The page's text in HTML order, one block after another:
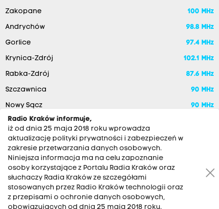
Zakopane 100 MHz
Andrychów 98.8 MHz
Gorlice 97.4 MHz
Krynica-Zdrój 102.1 MHz
Rabka-Zdrój 87.6 MHz
Szczawnica 90 MHz
Nowy Sącz 90 MHz
RADIO KRAKÓW SA. Aleja Juliusza Słowackiego 22, 30-007
Kraków
Radio Kraków informuje,
iż od dnia 25 maja 2018 roku wprowadza
aktualizację polityki prywatności i zabezpieczeń w
zakresie przetwarzania danych osobowych.
Niniejsza informacja ma na celu zapoznanie
osoby korzystające z Portalu Radia Kraków oraz
słuchaczy Radia Kraków ze szczegółami
stosowanych przez Radio Kraków technologii oraz
z przepisami o ochronie danych osobowych,
obowiązujących od dnia 25 maja 2018 roku.